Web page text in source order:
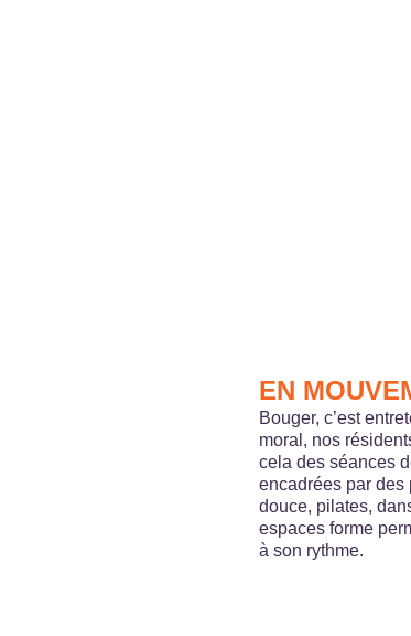
EN
Bouger, c’est
moral, nos
cela des séances
encadrées par des
douce, pilates,
espaces forme
à son rythme.